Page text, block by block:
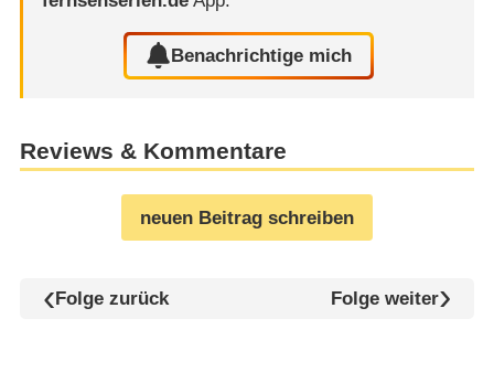
Benachrichtige mich
Reviews & Kommentare
neuen Beitrag schreiben
Folge zurück Folge weiter